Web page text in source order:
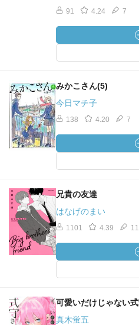
91 4.24 7
みかこさん(5)
今日マチ子
138 4.20 7
兄貴の友達
はなげのまい
1101 4.39 11
可愛いだけじゃない
真木蛍五